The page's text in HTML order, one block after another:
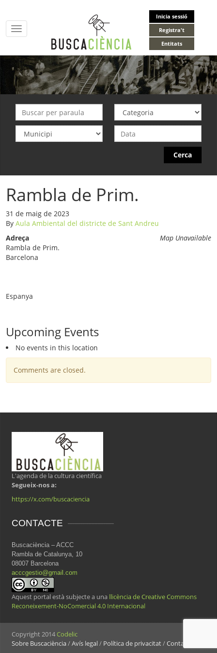
Inicia sessió
Registra't
Entitats
Toggle
navigation
Cerca
Rambla de Prim.
31 de maig de 2023
By Aula Ambiental del districte de Sant Andreu
Map Unavailable
Adreça
Rambla de Prim.
Barcelona
Espanya
Upcoming Events
No events in this location
Comments are closed.
L'agenda de la cultura científica
Segueix-nos a:
https://x.com/buscaciencia
CONTACTE
Buscaciència – ACCC
Rambla de Catalunya, 10
08007 Barcelona
acccgestio@gmail.com
Aquest portal està subjecte a una llicència de Creative Commons
Reconeixement-NoComercial 4.0 Internacional
Copyright 2014Codelic
Sobre Buscaciència/Avís legal/ Política de privacitat/Contacte